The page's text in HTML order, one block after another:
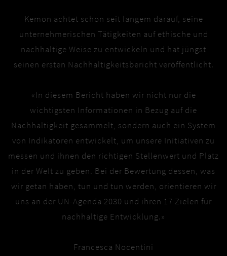
Kemon achtet schon seit langem darauf, seine
unternehmerischen Tätigkeiten auf ethische und
nachhaltige Weise zu entwickeln und hat jüngst
seinen ersten Nachhaltigkeitsbericht veröffentlicht.
«In diesem Bericht haben wir nicht nur die
wichtigsten Informationen in Bezug auf die
Nachhaltigkeit gesammelt, sondern auch ein System
von Indikatoren entwickelt, um unsere Initiativen zu
messen und ihnen den richtigen Stellenwert und Platz
in der Welt zu geben. Bei der Bewertung dessen, was
wir getan haben, tun und tun werden, orientieren wir
uns an der UN-Agenda 2030 und ihren 17 Zielen für
nachhaltige Entwicklung.»
Francesca Nocentini